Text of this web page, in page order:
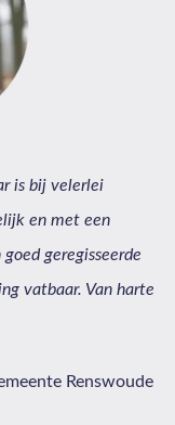
is bij velerlei
en met een
geregisseerde
vatbaar. Van harte
Renswoude